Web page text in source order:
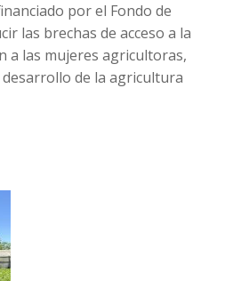
por el Fondo de
las brechas de acceso a la
a las mujeres agricultoras,
de la agricultura